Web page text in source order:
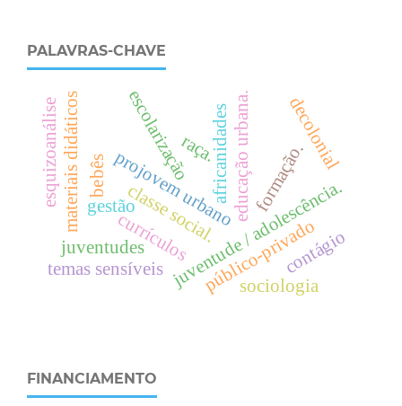
PALAVRAS-CHAVE
currículos
projovem urbano
juventude / adolescência.
e
d
u
c
a
ç
ã
o
u
r
b
a
n
a
.
c
l
a
s
s
e
s
o
c
i
a
l
.
raça.
gestão
juventudes
escolarização
materiais didáticos
público-privado
esquizoanálise formação.
decolonial
bebês
contágio
africanidades
sociologia
temas sensíveis
FINANCIAMENTO